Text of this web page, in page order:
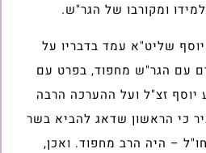
ומקורבו של הגר"ש.
יוסף שליט"א עמד בדבריו על
עם הגר"ש מחפוד, בפרט עם
יוסף זצ"ל ועל ההערכה הרבה
כי הראשון שדאג להביא בשר
– היה הרב מחפוד. ואכן,